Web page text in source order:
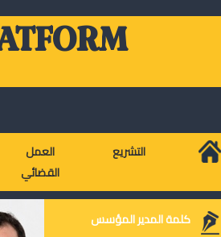
العمل
القضائي
التشريع
كلمة المدير المؤسس